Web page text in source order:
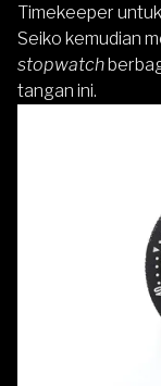
Timekeeper
Seiko kemudian
stopwatch
tangan ini.